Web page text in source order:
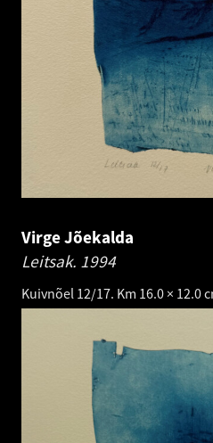
Virge Jõekalda
Leitsak. 1994
Kuivnõel 12/17. Km 16.0 × 12.0